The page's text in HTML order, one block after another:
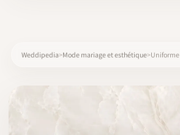
Weddipedia Mode mariage et esthétique Uniforme